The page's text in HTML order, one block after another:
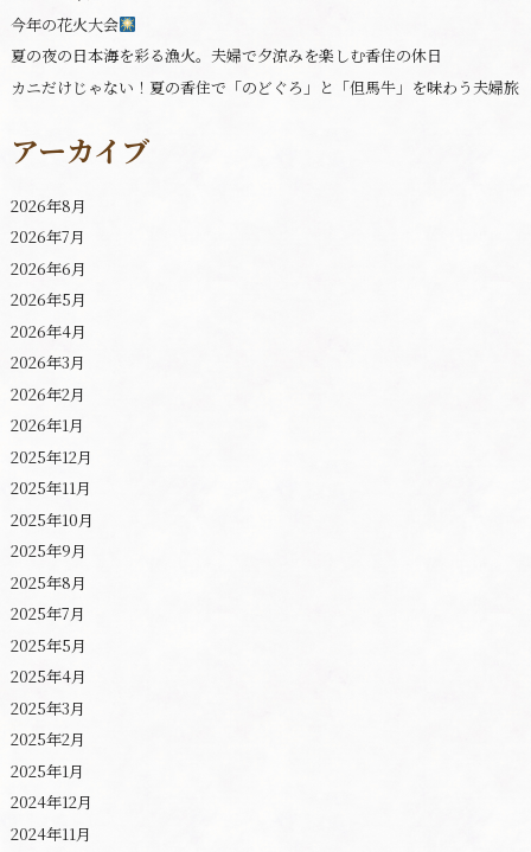
今年の花火大会
夏の夜の日本海を彩る漁火。夫婦で夕涼みを楽しむ香住の休日
カニだけじゃない！夏の香住で「のどぐろ」と「但馬牛」を味わう夫婦旅
アーカイブ
2026年8月
2026年7月
2026年6月
2026年5月
2026年4月
2026年3月
2026年2月
2026年1月
2025年12月
2025年11月
2025年10月
2025年9月
2025年8月
2025年7月
2025年5月
2025年4月
2025年3月
2025年2月
2025年1月
2024年12月
2024年11月